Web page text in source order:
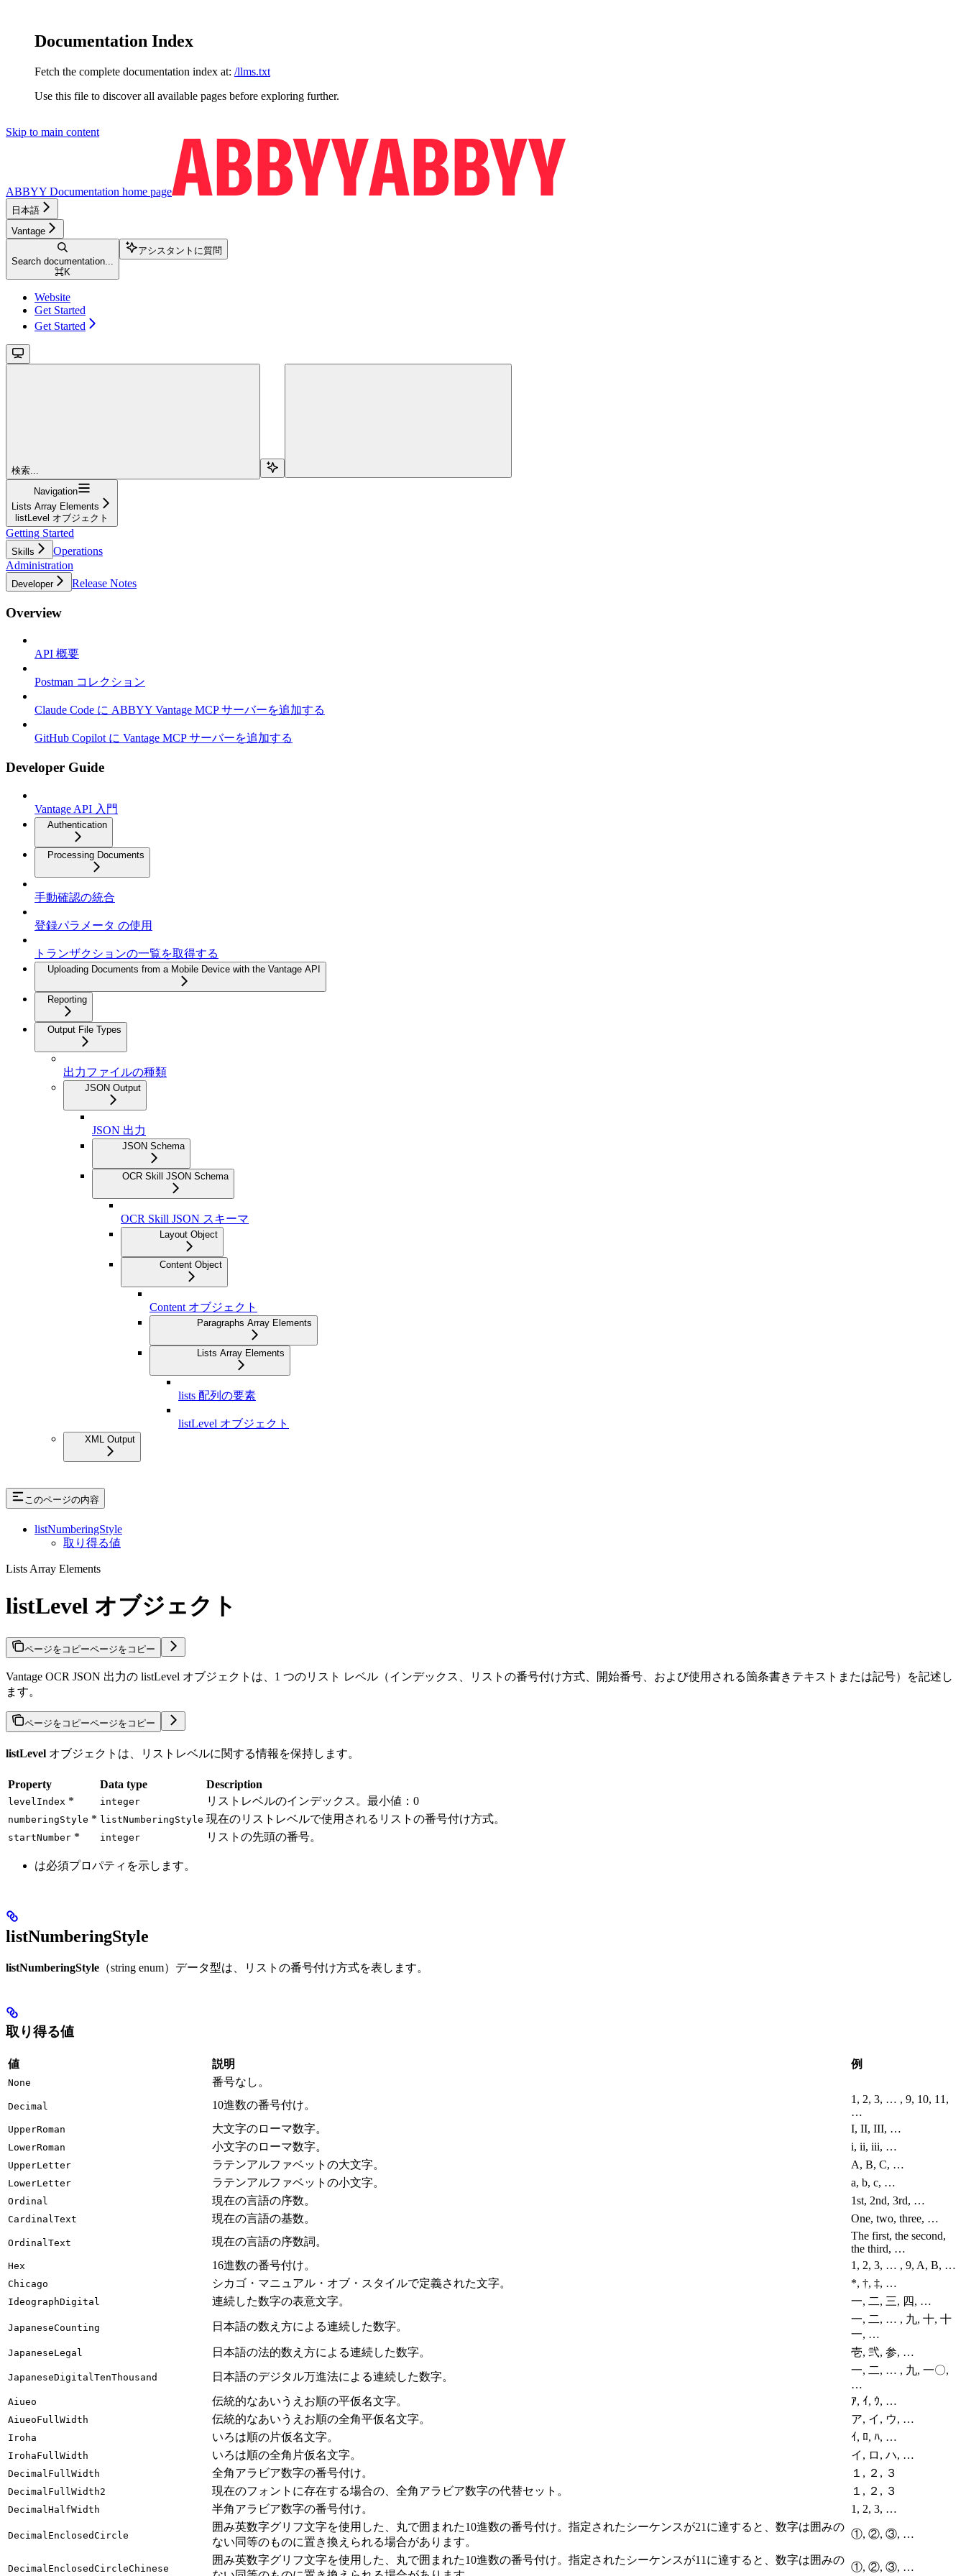
Documentation Index
Fetch the complete documentation index at: /llms.txt
Use this file to discover all available pages before exploring further.
Skip to main content
ABBYY Documentation home page
日本語
Vantage
Search documentation...
⌘K
アシスタントに質問
Website
Get Started
Get Started
検索...
Navigation
Lists Array Elements
listLevel オブジェクト
Getting Started
Skills
Operations
Administration
Developer Release Notes
Overview
API 概要
Postman コレクション
Claude Code に ABBYY Vantage MCP サーバーを追加する
GitHub Copilot に Vantage MCP サーバーを追加する
Developer Guide
Vantage API 入門
Authentication
Processing Documents
手動確認の統合
登録パラメータ の使用
トランザクションの一覧を取得する
Uploading Documents from a Mobile Device with the Vantage API
Reporting
Output File Types
出力ファイルの種類
JSON Output
JSON 出力
JSON Schema
OCR Skill JSON Schema
OCR Skill JSON スキーマ
Layout Object
Content Object
Content オブジェクト
Paragraphs Array Elements
Lists Array Elements
lists 配列の要素
listLevel オブジェクト
XML Output
このページの内容
listNumberingStyle
取り得る値
Lists Array Elements
listLevel オブジェクト
ページをコピーページをコピー
Vantage OCR JSON 出力の listLevel オブジェクトは、1 つのリスト レベル（インデックス、リストの番号付け方式、開始番号、および使用される箇条書きテキストまたは記号）を記述し
ます。
ページをコピーページをコピー
listLevel オブジェクトは、リストレベルに関する情報を保持します。
Property Data type Description
levelIndex * integer リストレベルのインデックス。最小値：0
numberingStyle * listNumberingStyle 現在のリストレベルで使用されるリストの番号付け方式。
startNumber * integer リストの先頭の番号。
は必須プロパティを示します。
listNumberingStyle
listNumberingStyle （string enum）データ型は、リストの番号付け方式を表します。
取り得る値
値 説明 例
None 番号なし。
Decimal 10進数の番号付け。
1, 2, 3, … , 9, 10, 11,
…
UpperRoman 大文字のローマ数字。 I, II, III, …
LowerRoman 小文字のローマ数字。 i, ii, iii, …
UpperLetter ラテンアルファベットの大文字。 A, B, C, …
LowerLetter ラテンアルファベットの小文字。 a, b, c, …
Ordinal 現在の言語の序数。 1st, 2nd, 3rd, …
CardinalText 現在の言語の基数。 One, two, three, …
OrdinalText 現在の言語の序数詞。
The first, the second,
the third, …
Hex 16進数の番号付け。 1, 2, 3, … , 9, A, B, …
Chicago シカゴ・マニュアル・オブ・スタイルで定義された文字。 *, †, ‡, …
IdeographDigital 連続した数字の表意文字。 一, 二, 三, 四, …
JapaneseCounting 日本語の数え方による連続した数字。
一, 二, … , 九, 十, 十
一, …
JapaneseLegal 日本語の法的数え方による連続した数字。 壱, 弐, 参, …
JapaneseDigitalTenThousand 日本語のデジタル万進法による連続した数字。
一, 二, … , 九, 一〇,
…
Aiueo 伝統的なあいうえお順の平仮名文字。 ｱ, ｲ, ｳ, …
AiueoFullWidth 伝統的なあいうえお順の全角平仮名文字。 ア, イ, ウ, …
Iroha いろは順の片仮名文字。 ｲ, ﾛ, ﾊ, …
IrohaFullWidth いろは順の全角片仮名文字。 イ, ロ, ハ, …
DecimalFullWidth 全角アラビア数字の番号付け。 １, ２, ３
DecimalFullWidth2 現在のフォントに存在する場合の、全角アラビア数字の代替セット。 １, ２, ３
DecimalHalfWidth 半角アラビア数字の番号付け。 1, 2, 3, …
DecimalEnclosedCircle
囲み英数字グリフ文字を使用した、丸で囲まれた10進数の番号付け。指定されたシーケンスが21に達すると、数字は囲みの
ない同等のものに置き換えられる場合があります。
①, ②, ③, …
DecimalEnclosedCircleChinese
囲み英数字グリフ文字を使用した、丸で囲まれた10進数の番号付け。指定されたシーケンスが11に達すると、数字は囲みの
①, ②, ③, …